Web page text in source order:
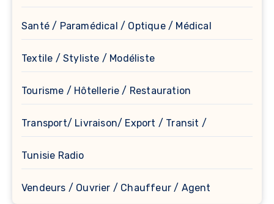
Santé / Paramédical / Optique / Médical
Textile / Styliste / Modéliste
Tourisme / Hôtellerie / Restauration
Transport/ Livraison/ Export / Transit /
Tunisie Radio
Vendeurs / Ouvrier / Chauffeur / Agent